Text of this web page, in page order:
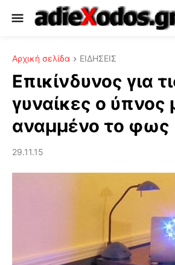
Αρχική σελίδα ΕΙΔΗΣΕΙΣ
Επικίνδυνος για
γυναίκες ο ύπνος
αναμμένο το φως
29.11.15